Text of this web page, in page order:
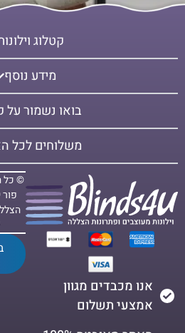
אנו מכבדים מגוון
אמצעי תשלום
© כל
פור
קטלוג
מידע נוסף
בואו נשמור
משלוחים לכל